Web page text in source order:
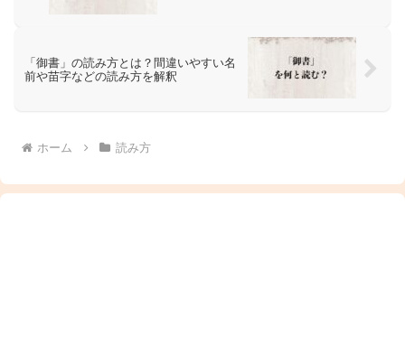
「御書」の読み方とは？間違いやすい名
前や苗字などの読み方を解釈
ホーム 読み方